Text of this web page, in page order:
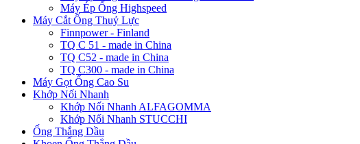
Máy Ép Ống Highspeed
Máy Cắt Ống Thuỷ Lực
Finnpower - Finland
TQ C 51 - made in China
TQ C52 - made in China
TQ C300 - made in China
Máy Gọt Ống Cao Su
Khớp Nối Nhanh
Khớp Nối Nhanh ALFAGOMMA
Khớp Nối Nhanh STUCCHI
Ống Thắng Dầu